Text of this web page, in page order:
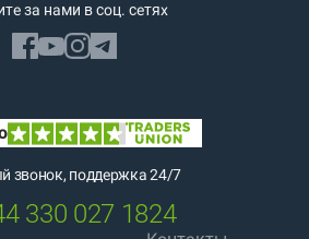
за нами в соц. сетях
звонок, поддержка 24/7
330 027 1824